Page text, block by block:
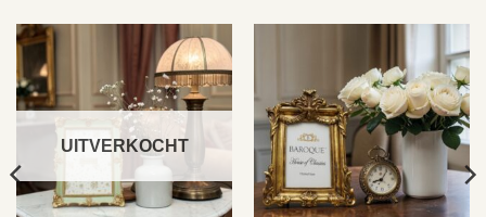
UITVERKOCHT